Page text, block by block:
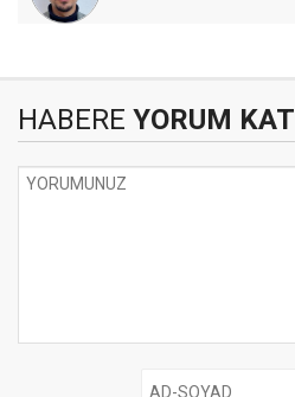
HABERE YORUM KAT